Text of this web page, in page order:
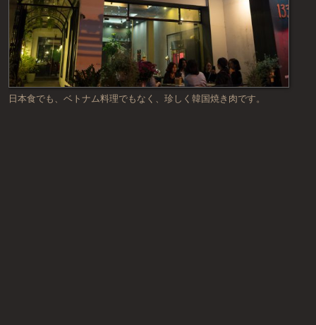
日本食でも、ベトナム料理でもなく、珍しく韓国焼き肉です。